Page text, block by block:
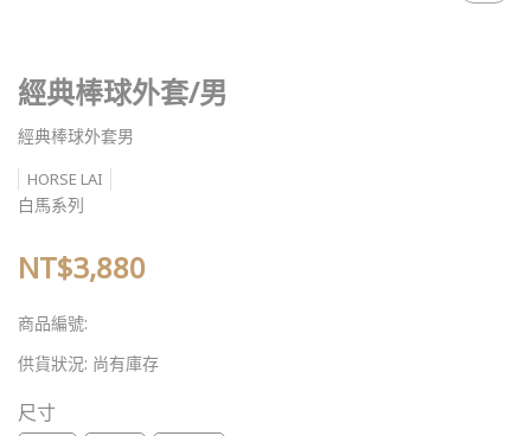
經典棒球外套/男
經典棒球外套男
HORSE LAI
白馬系列
NT$3,880
商品編號:
供貨狀況: 尚有庫存
尺寸